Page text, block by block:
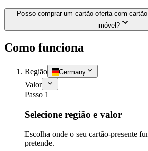
Posso comprar um cartão-oferta com
móvel?
Como funciona
Região Germany
Valor
Passo 1
Selecione região e valor
Escolha onde o seu cartão-presente
pretende.